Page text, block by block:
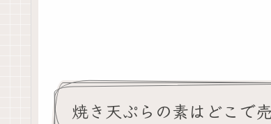
焼き天ぷらの素はどこで